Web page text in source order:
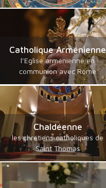
Catholique Arménienne
l’Eglise arménienne en
communion avec Rome
Chaldéenne
les chrétiens catholiques de
Saint Thomas